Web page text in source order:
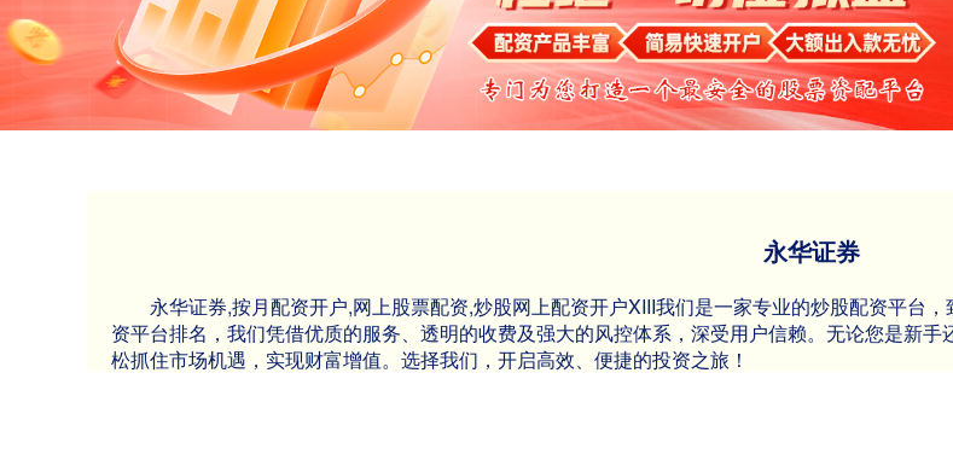
永华证券
永华证券,按月配资开户,网上股票配资,炒股网上配资开户XIII‌我们是一家专业的炒股配资平台
资平台排名，我们凭借优质的服务、透明的收费及强大的风控体系，深受用户信赖。无论您是新
松抓住市场机遇，实现财富增值。选择我们，开启高效、便捷的投资之旅！